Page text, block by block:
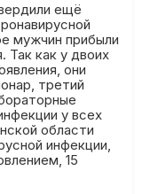
ещё
мужчин прибыли
Так как у двоих
они
третий
у всех
области
инфекции,
15